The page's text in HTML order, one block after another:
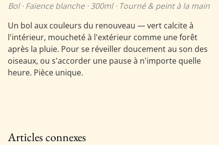
Bol · Faïence blanche · 300ml · Tourné & peint à la main
Un bol aux couleurs du renouveau — vert calcite à
l'intérieur, moucheté à l'extérieur comme une forêt
après la pluie. Pour se réveiller doucement au son des
oiseaux, ou s'accorder une pause à n'importe quelle
heure. Pièce unique.
Articles connexes